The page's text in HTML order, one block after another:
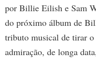
por Billie Eilish e Sam
do próximo álbum de
tributo musical de tirar
admiração, de longa